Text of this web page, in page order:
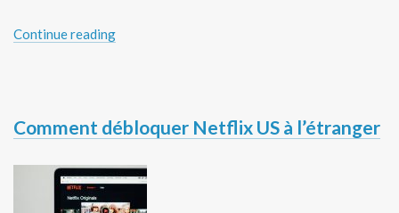
Continue reading
Comment débloquer Netflix US à l’étranger